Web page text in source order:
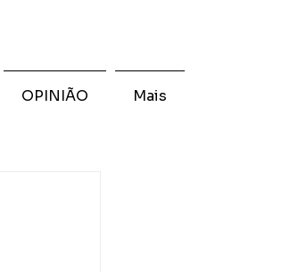
OPINIÃO Mais